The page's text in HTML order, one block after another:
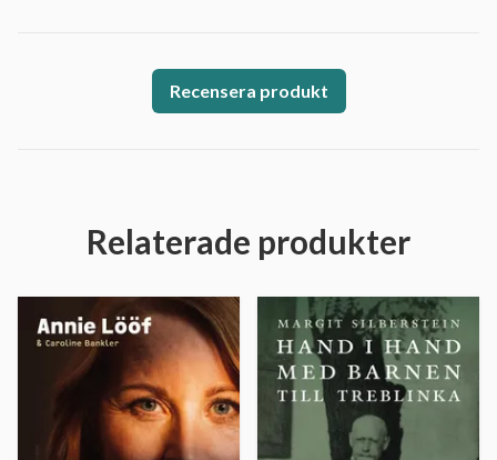
Recensera produkt
Relaterade produkter